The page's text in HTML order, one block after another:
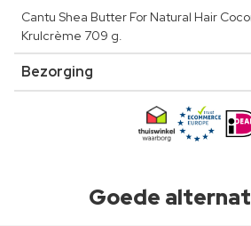
Cantu Shea Butter For Natural Hair
Krulcrème 709 g.
Bezorging
Goede